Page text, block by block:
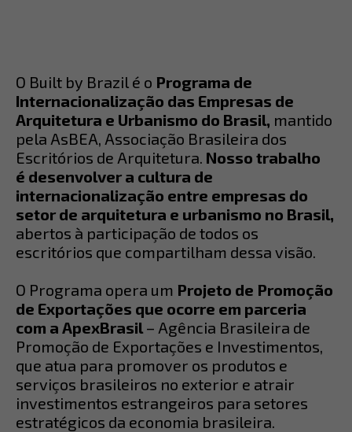
O Built by Brazil é o Programa de
Internacionalização das Empresas de
Arquitetura e Urbanismo do Brasil, mantido
pela AsBEA, Associação Brasileira dos
Escritórios de Arquitetura. Nosso trabalho
é desenvolver a cultura de
internacionalização entre empresas do
setor de arquitetura e urbanismo no Brasil,
abertos à participação de todos os
escritórios que compartilham dessa visão.
O Programa opera um Projeto de Promoção
de Exportações que ocorre em parceria
com a ApexBrasil – Agência Brasileira de
Promoção de Exportações e Investimentos,
que atua para promover os produtos e
serviços brasileiros no exterior e atrair
investimentos estrangeiros para setores
estratégicos da economia brasileira.